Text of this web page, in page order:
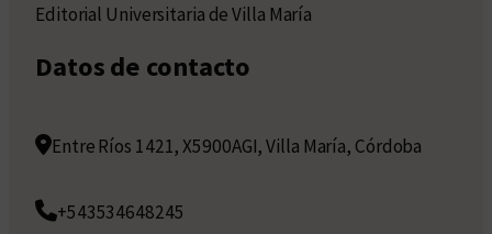
Editorial Universitaria de Villa María
Datos de contacto
Entre Ríos 1421, X5900AGI, Villa María, Córdoba
+543534648245